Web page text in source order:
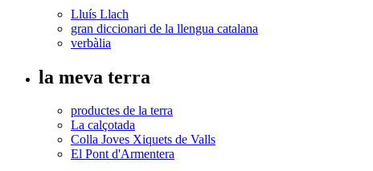
Lluís Llach
gran diccionari de la llengua catalana
verbàlia
la meva terra
productes de la terra
La calçotada
Colla Joves Xiquets de Valls
El Pont d'Armentera